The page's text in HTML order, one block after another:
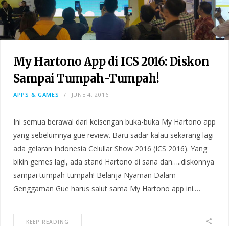
My Hartono App di ICS 2016: Diskon
Sampai Tumpah-Tumpah!
APPS & GAMES JUNE 4, 2016
Ini semua berawal dari keisengan buka-buka My Hartono app
yang sebelumnya gue review. Baru sadar kalau sekarang lagi
ada gelaran Indonesia Celullar Show 2016 (ICS 2016). Yang
bikin gemes lagi, ada stand Hartono di sana dan…..diskonnya
sampai tumpah-tumpah! Belanja Nyaman Dalam
Genggaman Gue harus salut sama My Hartono app ini.…
KEEP READING